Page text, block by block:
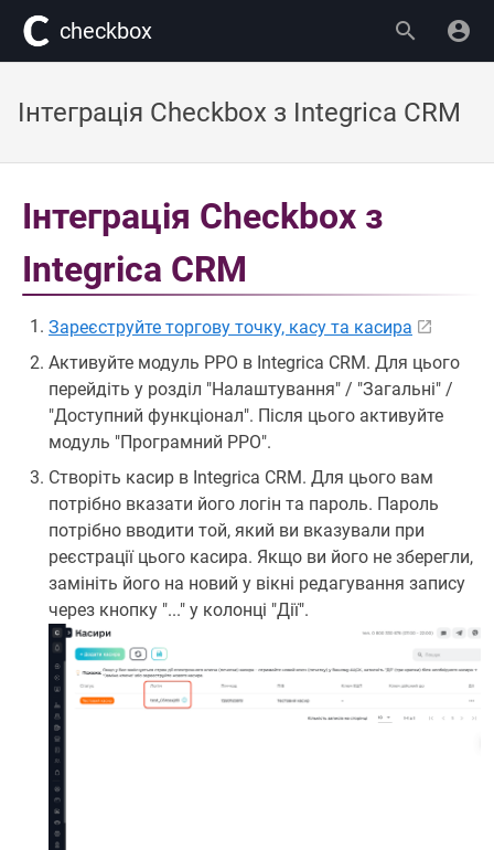
сheckbox
Інтеграція Checkbox з Integrica CRM
Інтеграція Checkbox з
Integrica CRM
Зареєструйте торгову точку, касу та касира
Активуйте модуль РРО в Integrica CRM. Для цього
перейдіть у розділ "Налаштування" / "Загальні" /
"Доступний функціонал". Після цього активуйте
модуль "Програмний РРО".
Створіть касир в Integrica CRM. Для цього вам
потрібно вказати його логін та пароль. Пароль
потрібно вводити той, який ви вказували при
реєстрації цього касира. Якщо ви його не зберегли,
замініть його на новий у вікні редагування запису
через кнопку "..." у колонці "Дії".